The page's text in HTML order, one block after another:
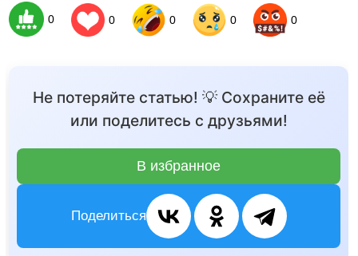
0 0 0 0 0
Не потеряйте статью! 💡 Сохраните её
или поделитесь с друзьями!
В избранное
Поделиться